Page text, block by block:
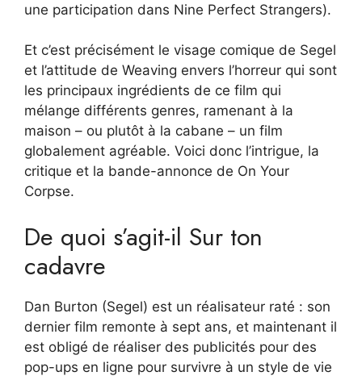
une participation dans Nine Perfect Strangers).
Et c’est précisément le visage comique de Segel
et l’attitude de Weaving envers l’horreur qui sont
les principaux ingrédients de ce film qui
mélange différents genres, ramenant à la
maison – ou plutôt à la cabane – un film
globalement agréable. Voici donc l’intrigue, la
critique et la bande-annonce de On Your
Corpse.
De quoi s’agit-il Sur ton
cadavre
Dan Burton (Segel) est un réalisateur raté : son
dernier film remonte à sept ans, et maintenant il
est obligé de réaliser des publicités pour des
pop-ups en ligne pour survivre à un style de vie